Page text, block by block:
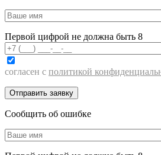
Первой цифрой не должна быть 8
согласен с политикой
Сообщить об ошибке